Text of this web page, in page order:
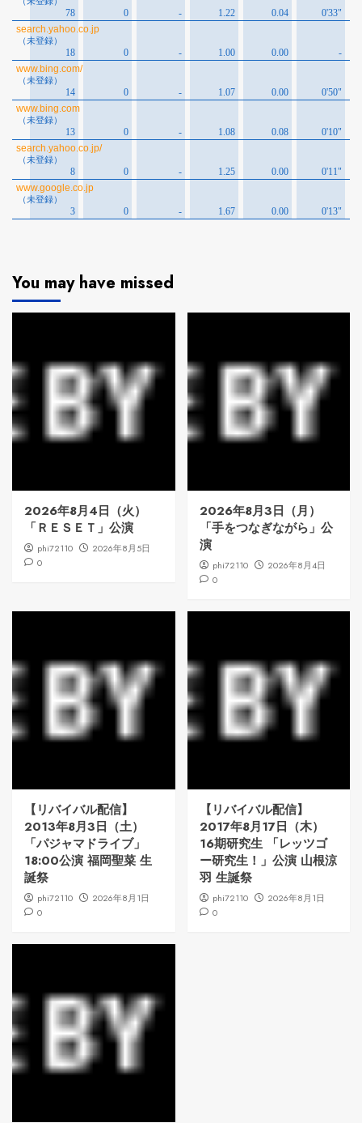
You may have missed
2026年8月4日（火）
「ＲＥＳＥＴ」公演
phi72110
2026年8月5日
0
2026年8月3日（月）
「手をつなぎながら」公
演
phi72110
2026年8月4日
0
【リバイバル配信】
2013年8月3日（土）
「パジャマドライブ」
18:00公演 福岡聖菜 生
誕祭
phi72110
2026年8月1日
0
【リバイバル配信】
2017年8月17日（木）
16期研究生 「レッツゴ
ー研究生！」公演 山根涼
羽 生誕祭
phi72110
2026年8月1日
0